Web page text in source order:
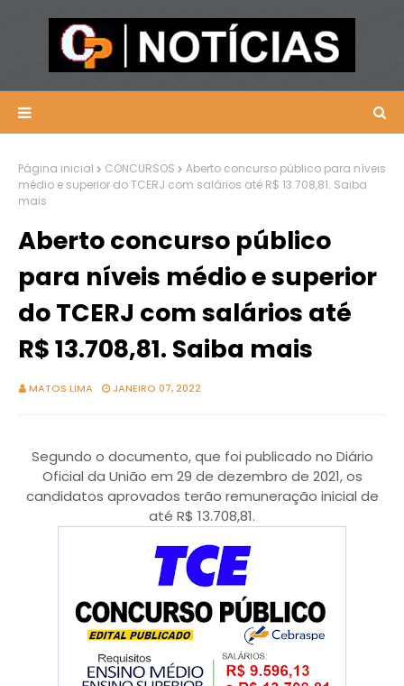
Página inicial CONCURSOS
Aberto concurso público para níveis
médio e superior do TCERJ com salários até R$ 13.708,81. Saiba
mais
Aberto concurso público
para níveis médio e superior
do TCERJ com salários até
R$ 13.708,81. Saiba mais
MATOS LIMA JANEIRO 07, 2022
Segundo o documento, que foi publicado no Diário
Oficial da União em 29 de dezembro de 2021, os
candidatos aprovados terão remuneração inicial de
até R$ 13.708,81.